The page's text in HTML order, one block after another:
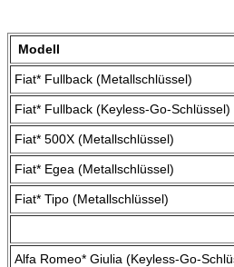
Modell
Fiat* Fullback (Metallschlüssel)
Fiat* Fullback (Keyless-Go-Schlüssel)
Fiat* 500X (Metallschlüssel)
Fiat* Egea (Metallschlüssel)
Fiat* Tipo (Metallschlüssel)
Alfa Romeo* Giulia (Keyless-Go-